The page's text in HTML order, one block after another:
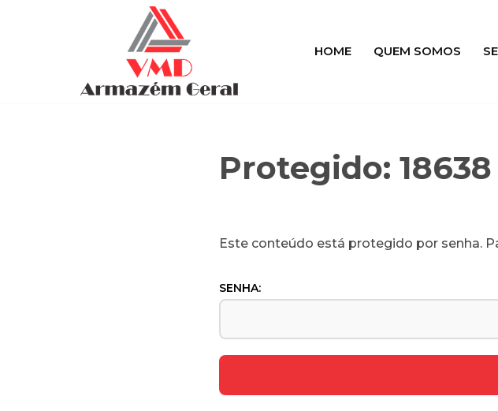
HOME QUEM SOMOS
Protegido: 18638
Este conteúdo está protegido por senha.
SENHA: